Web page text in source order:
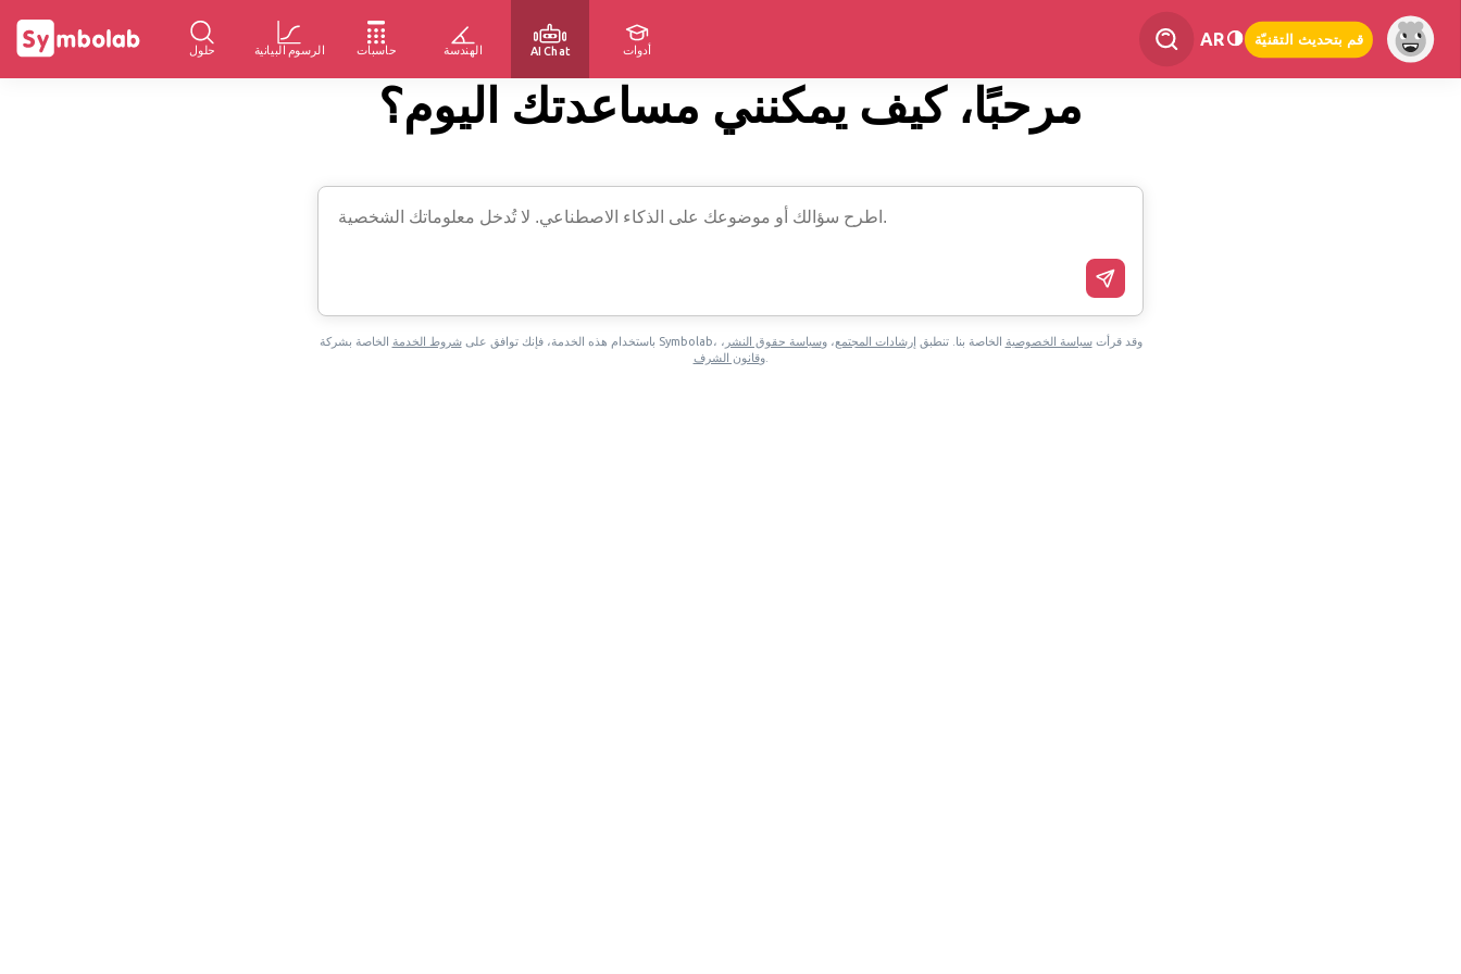
حلول الرسوم البيانية حاسبات الهندسة AI Chat أدوات
AR قم بتحديث التقنيّة
مرحبًا، كيف يمكنني مساعدتك اليوم؟
باستخدام هذه الخدمة، فإنك توافق علىشروط الخدمة الخاصة بشركة Symbolab، وقد قرأتسياسة الخصوصية الخاصة بنا. تنطبق إرشادات المجتمع، وسياسة حقوق النشر ،
وقانون الشرف .